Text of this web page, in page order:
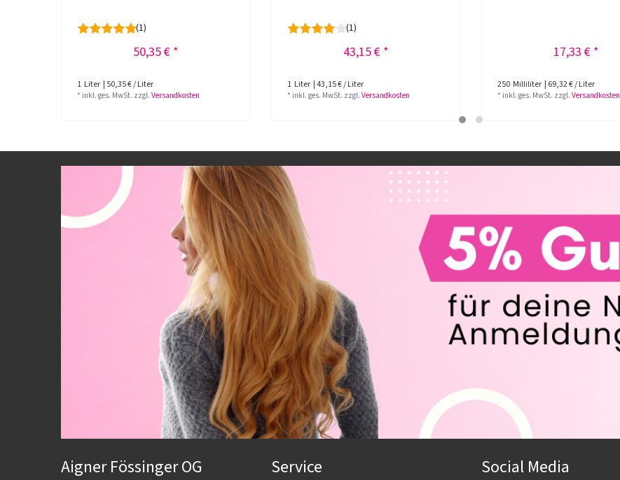
(1)
50,35 € *
1 Liter | 50,35 € / Liter
* inkl. ges. MwSt. zzgl.Versandkosten
(1)
43,15 € *
1 Liter | 43,15 € / Liter
* inkl. ges. MwSt. zzgl.Versandkosten
17,33 € *
250 Milliliter | 69,32 € / Liter
* inkl. ges. MwSt. zzgl.Versandkosten
Aigner Fössinger OG Service Social Media